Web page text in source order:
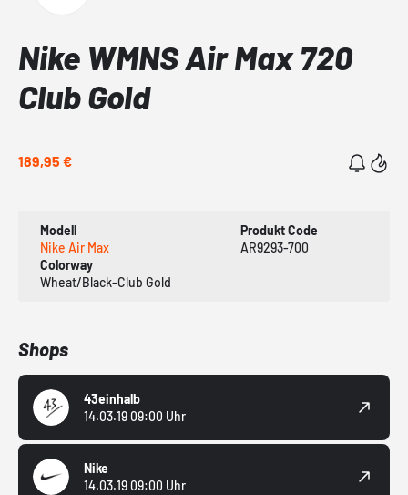
Nike WMNS Air Max 720
Club Gold
189,95 €
Modell
Nike Air Max
Produkt Code
AR9293-700
Colorway
Wheat/Black-Club Gold
Shops
43einhalb
14.03.19 09:00 Uhr
Nike
14.03.19 09:00 Uhr